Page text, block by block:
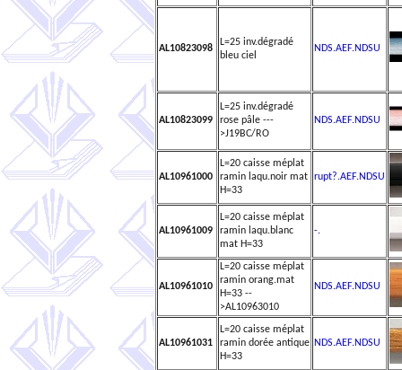
AL10823098
L=25 inv.dégradé
bleu ciel
NDS.AEF.NDSU
AL10823099
L=25 inv.dégradé
rose pâle ---
>J19BC/RO
NDS.AEF.NDSU
AL10961000
L=20 caisse méplat
ramin laqu.noir mat
H=33
rupt?.AEF.NDSU
AL10961009
L=20 caisse méplat
ramin laqu.blanc
mat H=33
-.
AL10961010
L=20 caisse méplat
ramin orang.mat
H=33 --
>AL10963010
NDS.AEF.NDSU
AL10961031
L=20 caisse méplat
ramin dorée antique
H=33
NDS.AEF.NDSU